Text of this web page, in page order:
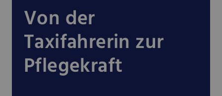
Von der
Taxifahrerin zur
Pflegekraft